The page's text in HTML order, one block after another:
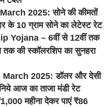
2025: सोने की कीमतों
के 10 ग्राम सोने का लेटेस्ट रेट
Yojana – 6वीं से 12वीं तक
की स्कॉलरशिप का सुनहरा
2025: डॉलर और देसी
आज का ताजा मंडी रेट
महीना देकर पाएं ₹86